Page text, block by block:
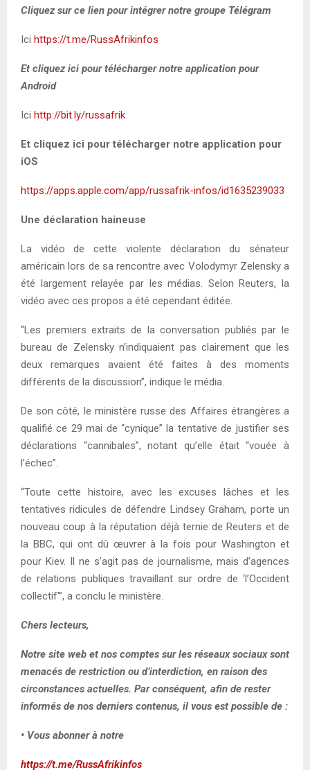
Cliquez sur ce lien pour intégrer notre groupe Télégram
Ici https://t.me/RussAfrikinfos
Et cliquez ici pour télécharger notre application pour
Android
Ici http://bit.ly/russafrik
Et cliquez ici pour télécharger notre application pour
iOS
https://apps.apple.com/app/russafrik-infos/id1635239033
Une déclaration haineuse
La vidéo de cette violente déclaration du sénateur
américain lors de sa rencontre avec Volodymyr Zelensky a
été largement relayée par les médias. Selon Reuters, la
vidéo avec ces propos a été cependant éditée.
“Les premiers extraits de la conversation publiés par le
bureau de Zelensky n’indiquaient pas clairement que les
deux remarques avaient été faites à des moments
différents de la discussion”, indique le média.
De son côté, le ministère russe des Affaires étrangères a
qualifié ce 29 mai de “cynique” la tentative de justifier ses
déclarations “cannibales”, notant qu’elle était “vouée à
l’échec”.
“Toute cette histoire, avec les excuses lâches et les
tentatives ridicules de défendre Lindsey Graham, porte un
nouveau coup à la réputation déjà ternie de Reuters et de
la BBC, qui ont dû œuvrer à la fois pour Washington et
pour Kiev. Il ne s’agit pas de journalisme, mais d’agences
de relations publiques travaillant sur ordre de ‘l’Occident
collectif'”, a conclu le ministère.
Chers lecteurs,
Notre site web et nos comptes sur les réseaux sociaux sont
menacés de restriction ou d’interdiction, en raison des
circonstances actuelles. Par conséquent, afin de rester
informés de nos derniers contenus, il vous est possible de :
• Vous abonner à notre
https://t.me/RussAfrikinfos